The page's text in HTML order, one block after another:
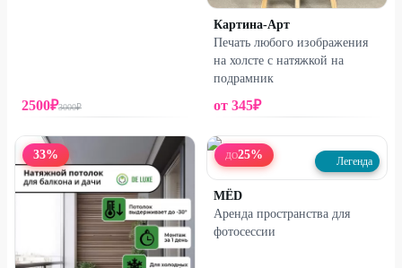
2500₽3000₽
Картина-Арт
Печать любого изображения
на холсте с натяжкой на
подрамник
от 345₽
33% ДО25% Легенда
МЁD
Аренда пространства для
фотосессии